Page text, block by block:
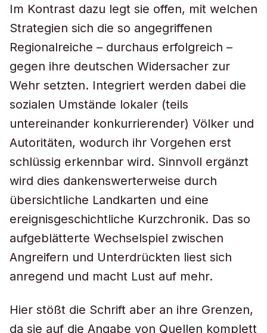
Im Kontrast dazu legt sie offen, mit welchen
Strategien sich die so angegriffenen
Regionalreiche – durchaus erfolgreich –
gegen ihre deutschen Widersacher zur
Wehr setzten. Integriert werden dabei die
sozialen Umstände lokaler (teils
untereinander konkurrierender) Völker und
Autoritäten, wodurch ihr Vorgehen erst
schlüssig erkennbar wird. Sinnvoll ergänzt
wird dies dankenswerterweise durch
übersichtliche Landkarten und eine
ereignisgeschichtliche Kurzchronik. Das so
aufgeblätterte Wechselspiel zwischen
Angreifern und Unterdrückten liest sich
anregend und macht Lust auf mehr.
Hier stößt die Schrift aber an ihre Grenzen,
da sie auf die Angabe von Quellen komplett